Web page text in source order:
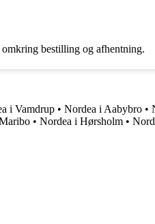
bestilling og afhentning.
i Vamdrup • Nordea i Aabybro •
• Nordea i Hørsholm •